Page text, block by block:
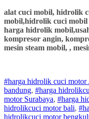
alat cuci mobil, hidrolik
mobil,hidrolik cuci
harga hidrolik
kompresor angin,
mesin steam mobil, ,
#harga hidrolik cuci motor
bandung, #harga hidrolik
motorSurabaya, #harga
hidrolikcuci motorbali, #
hidrolikcuci motor